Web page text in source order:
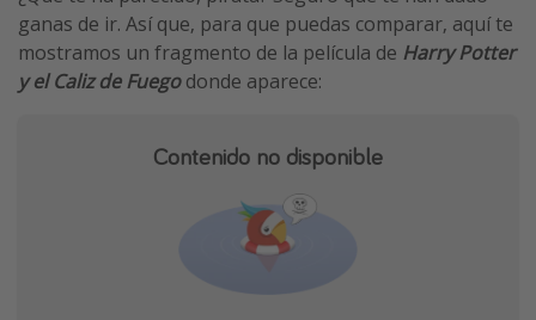
ganas de ir. Así que, para que puedas comparar, aquí te
mostramos un fragmento de la película de Harry Potter
y el Caliz de Fuegodonde aparece:
Contenido no disponible